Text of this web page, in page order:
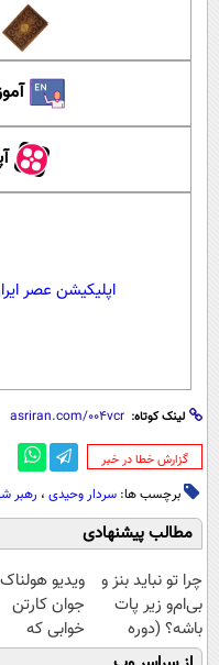
اپلیکیشن عصر
لینک کوتاه:
‌گزارش خطا در خبر
برچسب ها: سردار وحیدی ، رهبر
مطالب پیشنهادی
چرا تو نباید بنز و
بی‌ام‌و زیر پات
باشه؟ (دوره
رایگان درآمد
ویدیو
جوان کارتن
خوابی که
میلیاردر شد.